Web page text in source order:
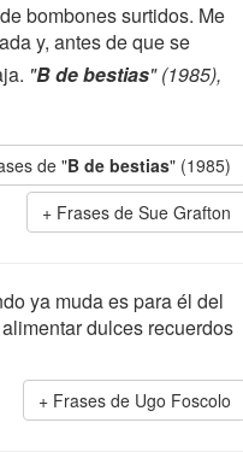
bombones surtidos. Me
y, antes de que se
"B de bestias" (1985),
de "B de bestias" (1985)
Frases de Sue Grafton
ya muda es para él del
dulces recuerdos
Frases de Ugo Foscolo